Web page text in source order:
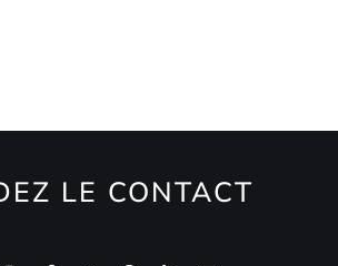
LE CONTACT